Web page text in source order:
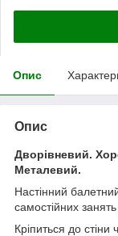
Опис
Опис
Дворівневий.
Металевий.
Настінний
самостійних
Кріпиться до